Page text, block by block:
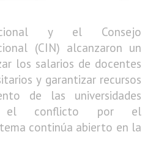
y el Consejo
(CIN) alcanzaron un
los salarios de docentes
y garantizar recursos
de las universidades
el conflicto por el
continúa abierto en la